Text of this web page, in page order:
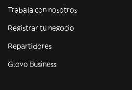
Trabaja con nosotros
Registrar tu negocio
Repartidores
Glovo Business